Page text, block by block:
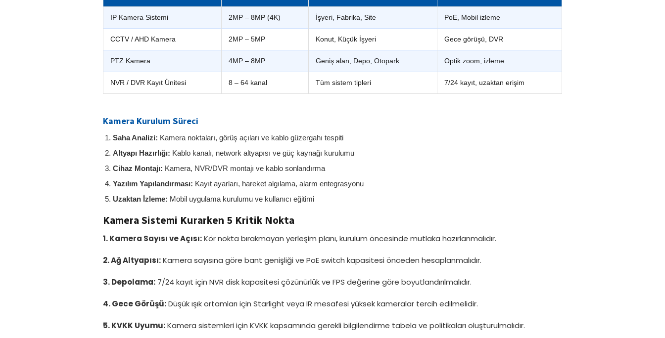
IP Kamera Sistemi 2MP – 8MP (4K) İşyeri, Fabrika, Site PoE, Mobil izleme
CCTV / AHD Kamera 2MP – 5MP Konut, Küçük İşyeri Gece görüşü, DVR
PTZ Kamera 4MP – 8MP Geniş alan, Depo, Otopark Optik zoom, izleme
NVR / DVR Kayıt Ünitesi 8 – 64 kanal Tüm sistem tipleri 7/24 kayıt, uzaktan erişim
Kamera Kurulum Süreci
Saha Analizi: Kamera noktaları, görüş açıları ve kablo güzergahı tespiti
Altyapı Hazırlığı: Kablo kanalı, network altyapısı ve güç kaynağı kurulumu
Cihaz Montajı: Kamera, NVR/DVR montajı ve kablo sonlandırma
Yazılım Yapılandırması: Kayıt ayarları, hareket algılama, alarm entegrasyonu
Uzaktan İzleme: Mobil uygulama kurulumu ve kullanıcı eğitimi
Kamera Sistemi Kurarken 5 Kritik Nokta
1. Kamera Sayısı ve Açısı:Kör nokta bırakmayan yerleşim planı, kurulum öncesinde mutlaka hazırlanmalıdır.
2. Ağ Altyapısı:Kamera sayısına göre bant genişliği ve PoE switch kapasitesi önceden hesaplanmalıdır.
3. Depolama: 7/24 kayıt için NVR disk kapasitesi çözünürlük ve FPS değerine göre boyutlandırılmalıdır.
4. Gece Görüşü:Düşük ışık ortamları için Starlight veya IR mesafesi yüksek kameralar tercih edilmelidir.
5. KVKK Uyumu:Kamera sistemleri için KVKK kapsamında gerekli bilgilendirme tabela ve politikaları oluşturulmalıdır.